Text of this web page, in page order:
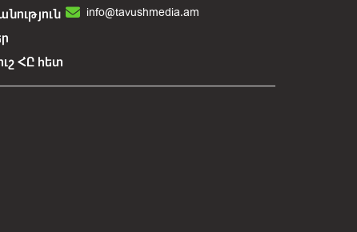
ՀԸ հետ
info@tavushmedia.am